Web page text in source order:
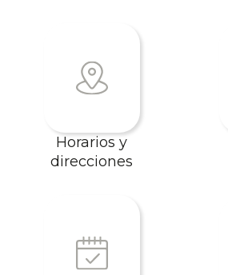
Horarios y
direcciones